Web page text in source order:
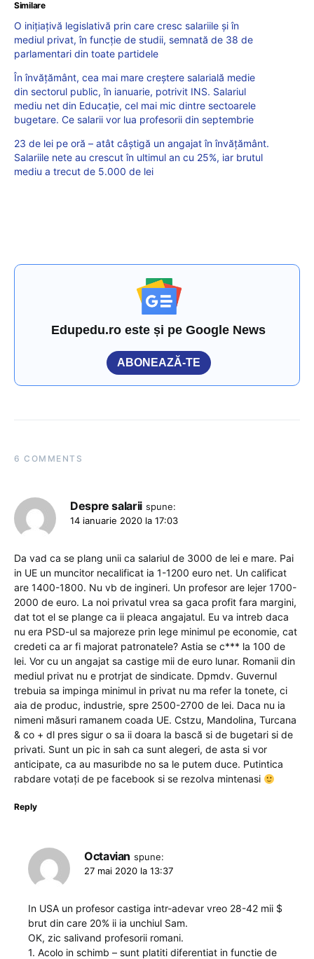
Similare
O inițiațivă legislativă prin care cresc salariile și în
mediul privat, în funcție de studii, semnată de 38 de
parlamentari din toate partidele
În învățământ, cea mai mare creștere salarială medie
din sectorul public, în ianuarie, potrivit INS. Salariul
mediu net din Educație, cel mai mic dintre sectoarele
bugetare. Ce salarii vor lua profesorii din septembrie
23 de lei pe oră – atât câștigă un angajat în învățământ.
Salariile nete au crescut în ultimul an cu 25%, iar brutul
mediu a trecut de 5.000 de lei
Edupedu.ro este și pe Google News
ABONEAZĂ-TE
6 COMMENTS
Despre salarii spune:
14 ianuarie 2020 la 17:03
Da vad ca se plang unii ca salariul de 3000 de lei e mare. Pai
in UE un muncitor necalificat ia 1-1200 euro net. Un calificat
are 1400-1800. Nu vb de ingineri. Un profesor are lejer 1700-
2000 de euro. La noi privatul vrea sa gaca profit fara margini,
dat tot el se plange ca ii pleaca angajatul. Eu va intreb daca
nu era PSD-ul sa majoreze prin lege minimul pe economie, cat
credeti ca ar fi majorat patronatele? Astia se c*** la 100 de
lei. Vor cu un angajat sa castige mii de euro lunar. Romanii din
mediul privat nu e protrjat de sindicate. Dpmdv. Guvernul
trebuia sa impinga minimul in privat nu ma refer la tonete, ci
aia de produc, industrie, spre 2500-2700 de lei. Daca nu ia
nimeni măsuri ramanem coada UE. Cstzu, Mandolina, Turcana
& co + dl pres sigur o sa ii doara la bască si de bugetari si de
privati. Sunt un pic in sah ca sunt alegeri, de asta si vor
anticipate, ca au masuribde no sa le putem duce. Putintica
rabdare votați de pe facebook si se rezolva mintenasi
Reply
Octavian spune:
27 mai 2020 la 13:37
In USA un profesor castiga intr-adevar vreo 28-42 mii $
brut din care 20% ii ia unchiul Sam.
OK, zic salivand profesorii romani.
1. Acolo in schimb – sunt platiti diferentiat in functie de